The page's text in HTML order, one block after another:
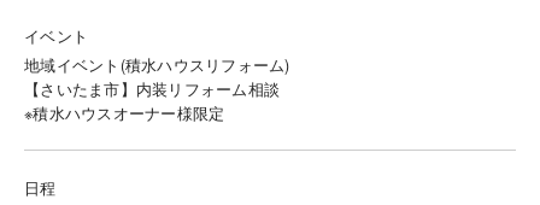
イベント
地域イベント(積水ハウスリフォーム)
【さいたま市】内装リフォーム相談
※積水ハウスオーナー様限定
日程